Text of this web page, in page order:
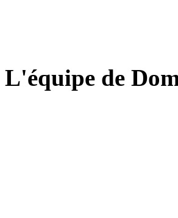
L'équipe de